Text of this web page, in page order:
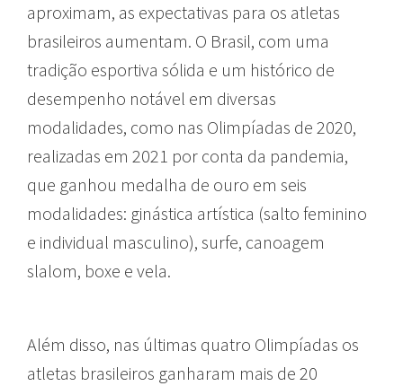
aproximam, as expectativas para os atletas
brasileiros aumentam. O Brasil, com uma
tradição esportiva sólida e um histórico de
desempenho notável em diversas
modalidades, como nas Olimpíadas de 2020,
realizadas em 2021 por conta da pandemia,
que ganhou medalha de ouro em seis
modalidades: ginástica artística (salto feminino
e individual masculino), surfe, canoagem
slalom, boxe e vela.
Além disso, nas últimas quatro Olimpíadas os
atletas brasileiros ganharam mais de 20